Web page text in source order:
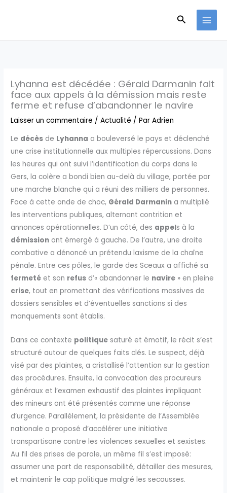
Lyhanna est décédée : Gérald Darmanin fait
face aux appels à la démission mais reste
ferme et refuse d’abandonner le navire
Laisser un commentaire /Actualité / ParAdrien
Le décès de Lyhanna a bouleversé le pays et déclenché
une crise institutionnelle aux multiples répercussions. Dans
les heures qui ont suivi l’identification du corps dans le
Gers, la colère a bondi bien au-delà du village, portée par
une marche blanche qui a réuni des milliers de personnes.
Face à cette onde de choc, Gérald Darmanin a multiplié
les interventions publiques, alternant contrition et
annonces opérationnelles. D’un côté, des appels à la
démission ont émergé à gauche. De l’autre, une droite
combative a dénoncé un prétendu laxisme de la chaîne
pénale. Entre ces pôles, le garde des Sceaux a affiché sa
fermeté et son refus d’« abandonner le navire » en pleine
crise, tout en promettant des vérifications massives de
dossiers sensibles et d’éventuelles sanctions si des
manquements sont établis.
Dans ce contexte politique saturé et émotif, le récit s’est
structuré autour de quelques faits clés. Le suspect, déjà
visé par des plaintes, a cristallisé l’attention sur la gestion
des procédures. Ensuite, la convocation des procureurs
généraux et l’examen exhaustif des plaintes impliquant
des mineurs ont été présentés comme une réponse
d’urgence. Parallèlement, la présidente de l’Assemblée
nationale a proposé d’accélérer une initiative
transpartisane contre les violences sexuelles et sexistes.
Au fil des prises de parole, un même fil s’est imposé:
assumer une part de responsabilité, détailler des mesures,
et maintenir le cap politique malgré les secousses.